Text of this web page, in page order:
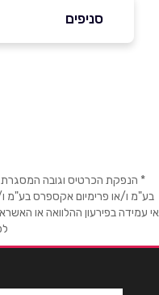
טלפון*
סניפים
* הנפקת הכרטיס וגובה
בע"מ ו/או פרימיום אקספרס בע"מ
אי עמידה בפירעון ההלוואה או